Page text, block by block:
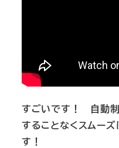
すごいです！ 自動制
することなくスムー
す！